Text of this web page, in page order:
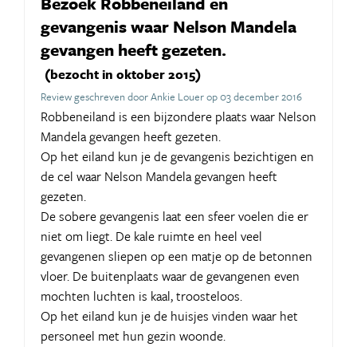
gevangenis waar Nelson Mandela
gevangen heeft gezeten.
(bezocht in oktober 2015)
Review geschreven door Ankie Louer op 03 december 2016
Robbeneiland is een bijzondere plaats waar Nelson
Mandela gevangen heeft gezeten.
Op het eiland kun je de gevangenis bezichtigen en
de cel waar Nelson Mandela gevangen heeft
gezeten.
De sobere gevangenis laat een sfeer voelen die er
niet om liegt. De kale ruimte en heel veel
gevangenen sliepen op een matje op de betonnen
vloer. De buitenplaats waar de gevangenen even
mochten luchten is kaal, troosteloos.
Op het eiland kun je de huisjes vinden waar het
personeel met hun gezin woonde.